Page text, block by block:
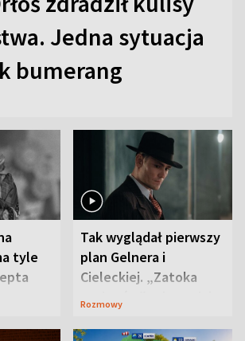
Jedna sytuacja
bumerang
tyle
Tak wyglądał pierwszy
plan Gelnera i
Cieleckiej. „Zatoka
szpiegów” od razu ich
Rozmowy